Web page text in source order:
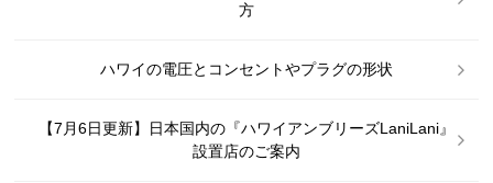
方
ハワイの電圧とコンセントやプラグの形状
【7月6日更新】日本国内の『ハワイアンブリーズLaniLani』
設置店のご案内